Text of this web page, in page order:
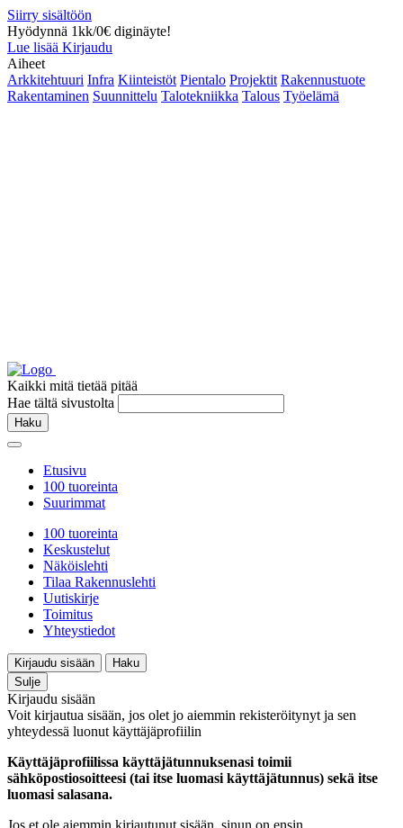
Siirry sisältöön
Hyödynnä 1kk/0€ diginäyte!
Lue lisää Kirjaudu
Aiheet
Arkkitehtuuri Infra Kiinteistöt Pientalo Projektit Rakennustuote
Rakentaminen Suunnittelu Talotekniikka Talous Työelämä
Kaikki mitä tietää pitää
Hae tältä sivustolta
Haku
Etusivu
100 tuoreinta
Suurimmat
100 tuoreinta
Keskustelut
Näköislehti
Tilaa Rakennuslehti
Uutiskirje
Toimitus
Yhteystiedot
Kirjaudu sisään
Haku
Sulje
Kirjaudu sisään
Voit kirjautua sisään, jos olet jo aiemmin rekisteröitynyt ja sen
yhteydessä luonut käyttäjäprofiilin
Käyttäjäprofiilissa käyttäjätunnuksenasi toimii
sähköpostiosoitteesi (tai itse luomasi käyttäjätunnus) sekä itse
luomasi salasana.
Jos et ole aiemmin kirjautunut sisään, sinun on ensin